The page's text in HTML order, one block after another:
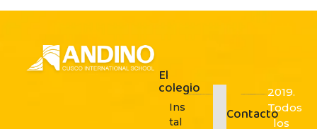
El
colegio
Ins
tal
Contacto
2019.
Todos
los